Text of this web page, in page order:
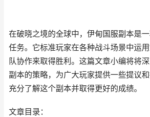
在破晓之境的全球中，伊甸国服副本是
任务。它标准玩家在各种战斗场景中运
队协作来取得胜利。这篇文章小编将将
副本的策略，为广大玩家提供一些提议
充分了解这个副本并取得更好的成绩。
文章目录：